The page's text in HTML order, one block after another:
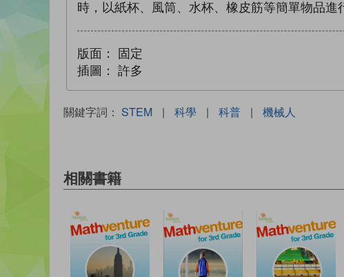
時，以紙杯、風筒、水杯、橡皮筋等簡單物品進
版面：
固定
插圖：
許多
關鍵字詞： STEM | 科學 | 科普 | 機械人
相關書籍